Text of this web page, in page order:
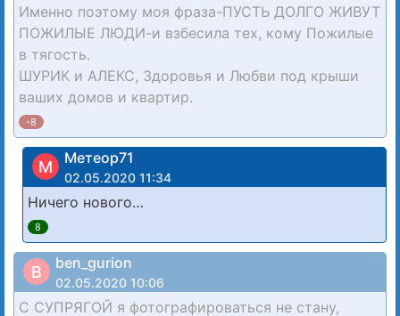
Именно поэтому моя фраза-ПУСТЬ ДОЛГО ЖИВУТ
ПОЖИЛЫЕ ЛЮДИ-и взбесила тех, кому Пожилые
в тягость.
ШУРИК и АЛЕКС, Здоровья и Любви под крыши
ваших домов и квартир.
-8
М Метеор71
02.05.2020 11:34
Ничего нового…
8
B ben_gurion
02.05.2020 10:06
С СУПРЯГОЙ я фотографироваться не стану,